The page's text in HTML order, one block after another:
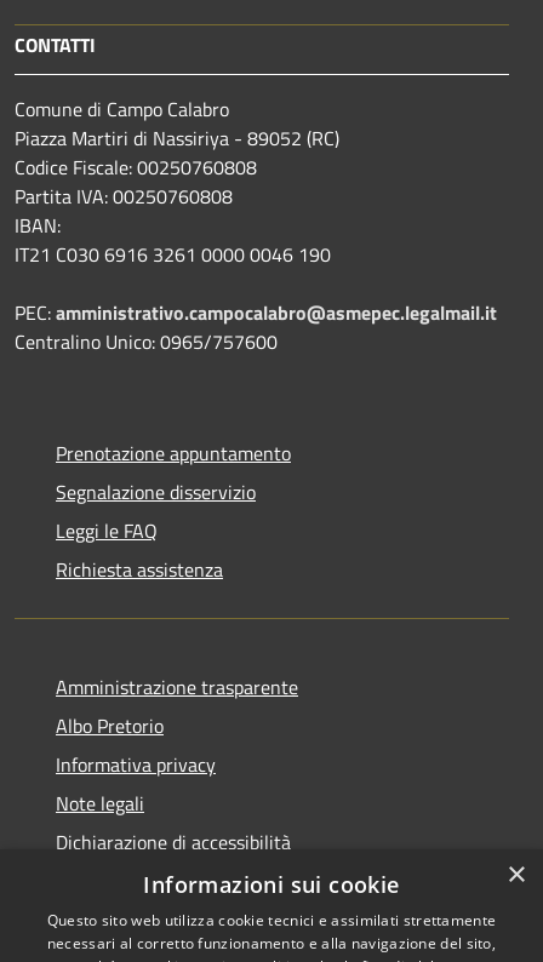
CONTATTI
Comune di Campo Calabro
Piazza Martiri di Nassiriya - 89052 (RC)
Codice Fiscale: 00250760808
Partita IVA: 00250760808
IBAN:
IT21 C030 6916 3261 0000 0046 190
PEC:amministrativo.campocalabro@asmepec.legalmail.it
Centralino Unico: 0965/757600
Prenotazione appuntamento
Segnalazione disservizio
Leggi le FAQ
Richiesta assistenza
Amministrazione trasparente
Albo Pretorio
Informativa privacy
Note legali
Dichiarazione di accessibilità
×
Informazioni sui cookie
Questo sito web utilizza cookie tecnici e assimilati strettamente
necessari al corretto funzionamento e alla navigazione del sito,